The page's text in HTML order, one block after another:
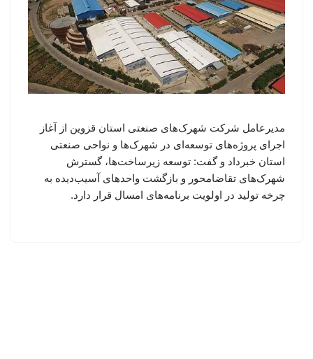
مدیرعامل شرکت شهرک‌های صنعتی استان قزوین از آغاز
اجرای پروژه‌های توسعه‌ای در شهرک‌ها و نواحی صنعتی
استان خبرداد و گفت: توسعه زیرساخت‌ها، گسترش
شهرک‌های تقاضامحور و بازگشت واحدهای آسیب‌دیده به
چرخه تولید در اولویت برنامه‌های امسال قرار دارد.